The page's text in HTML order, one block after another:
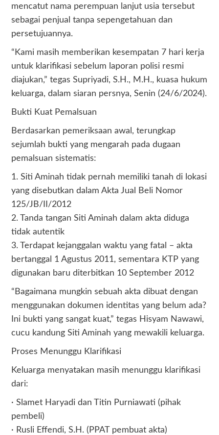
mencatut nama perempuan lanjut usia tersebut
sebagai penjual tanpa sepengetahuan dan
persetujuannya.
“Kami masih memberikan kesempatan 7 hari kerja
untuk klarifikasi sebelum laporan polisi resmi
diajukan,” tegas Supriyadi, S.H., M.H., kuasa hukum
keluarga, dalam siaran persnya, Senin (24/6/2024).
Bukti Kuat Pemalsuan
Berdasarkan pemeriksaan awal, terungkap
sejumlah bukti yang mengarah pada dugaan
pemalsuan sistematis:
1. Siti Aminah tidak pernah memiliki tanah di lokasi
yang disebutkan dalam Akta Jual Beli Nomor
125/JB/II/2012
2. Tanda tangan Siti Aminah dalam akta diduga
tidak autentik
3. Terdapat kejanggalan waktu yang fatal – akta
bertanggal 1 Agustus 2011, sementara KTP yang
digunakan baru diterbitkan 10 September 2012
“Bagaimana mungkin sebuah akta dibuat dengan
menggunakan dokumen identitas yang belum ada?
Ini bukti yang sangat kuat,” tegas Hisyam Nawawi,
cucu kandung Siti Aminah yang mewakili keluarga.
Proses Menunggu Klarifikasi
Keluarga menyatakan masih menunggu klarifikasi
dari:
· Slamet Haryadi dan Titin Purniawati (pihak
pembeli)
· Rusli Effendi, S.H. (PPAT pembuat akta)